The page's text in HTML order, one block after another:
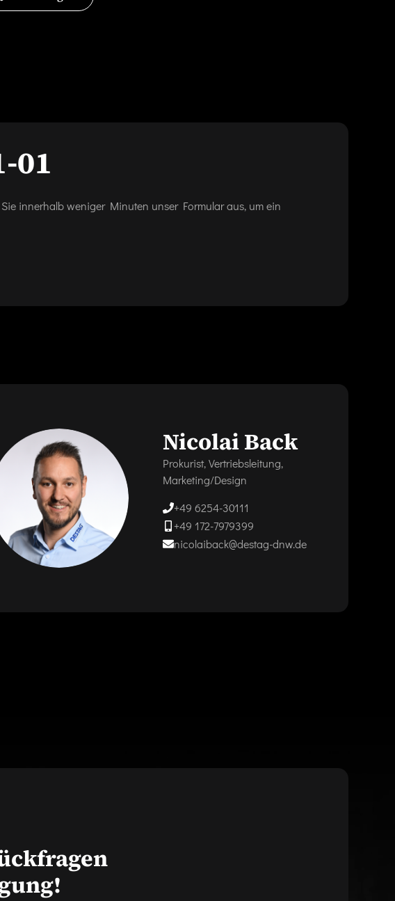
01
innerhalb weniger Minuten unser Formular aus, um ein
Nicolai Back
Prokurist, Vertriebsleitung,
Marketing/Design
+49 6254-30111
+49 172-7979399
nicolaiback@destag-dnw.de